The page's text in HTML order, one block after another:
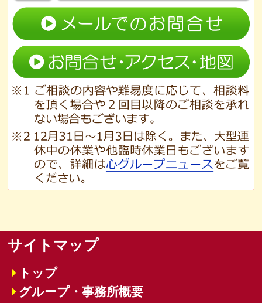
サイトマップ
トップ
グループ・事務所概要